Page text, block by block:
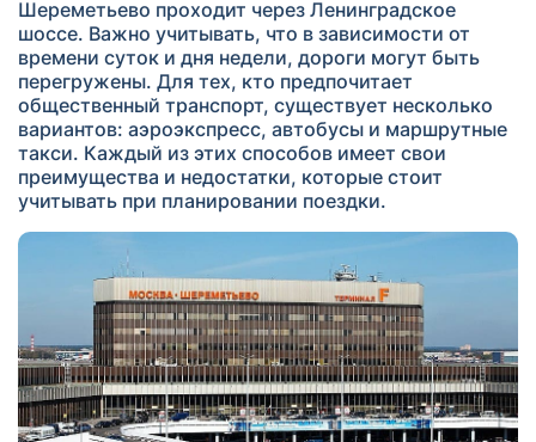
Шереметьево проходит через Ленинградское
шоссе. Важно учитывать, что в зависимости от
времени суток и дня недели, дороги могут быть
перегружены. Для тех, кто предпочитает
общественный транспорт, существует несколько
вариантов: аэроэкспресс, автобусы и маршрутные
такси. Каждый из этих способов имеет свои
преимущества и недостатки, которые стоит
учитывать при планировании поездки.